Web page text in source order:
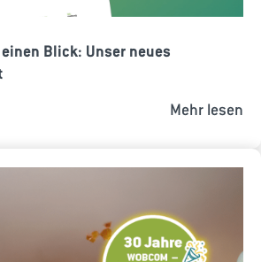
Blick: Unser neues
Mehr lesen